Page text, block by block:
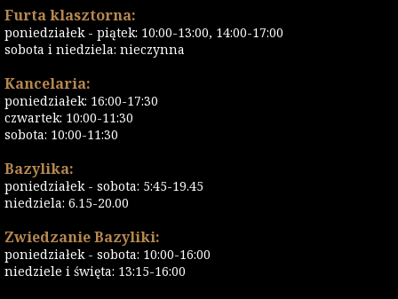
Furta klasztorna:
poniedziałek - piątek: 10:00-13:00, 14:00-17:00
sobota i niedziela: nieczynna
Kancelaria:
poniedziałek: 16:00-17:30
czwartek: 10:00-11:30
sobota: 10:00-11:30
Bazylika:
poniedziałek - sobota: 5:45-19.45
niedziela: 6.15-20.00
Zwiedzanie Bazyliki:
poniedziałek - sobota: 10:00-16:00
niedziele i święta: 13:15-16:00